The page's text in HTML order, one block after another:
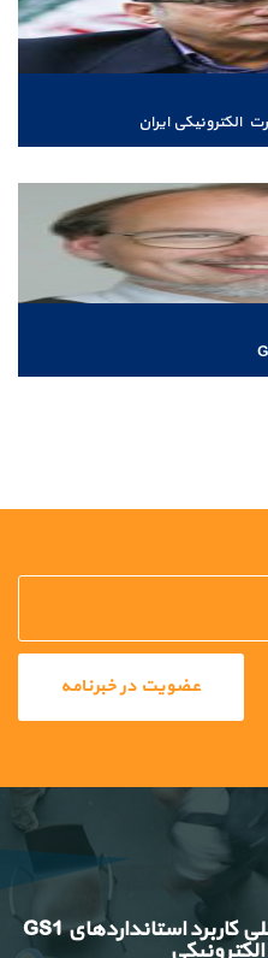
ایران
مجموعه همایش‌های بین‌المللی کاربرد استانداردهای GS1